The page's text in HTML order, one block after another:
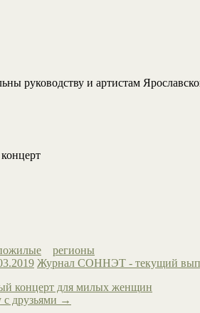
руководству и артистам
регионы
Журнал СОННЭТ - текущий
концерт для милых женщин
друзьями →